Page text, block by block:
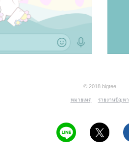
© 2018 bigtee
หมายเหตุ รายงานปัญหา